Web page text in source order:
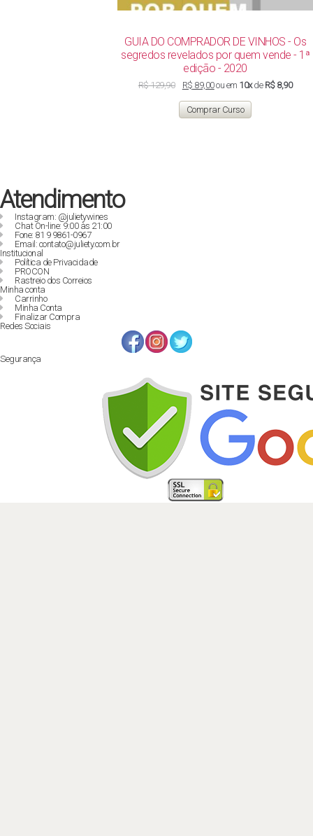
GUIA DO COMPRADOR DE VINHOS - Os
segredos revelados por quem vende - 1ª
edição - 2020
R$129,90
original
era:
R$ 129,90.
R$ 89,00O
atual
é:
R$ 89,00.
ou em 10xde R$ 8,90
Comprar Curso
Atendimento
Instagram: @julietywines
Chat On-line: 9:00 às 21:00
Fone: 81 9 9861-0967
Email: contato@juliety.com.br
Institucional
Política de Privacidade
PROCON
Rastreio dos Correios
Minha conta
Carrinho
Minha Conta
Finalizar Compra
Redes Sociais
Segurança